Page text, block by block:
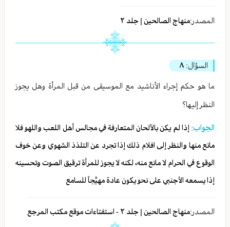
المصدر:منهاج الصالحين | جلد ٢
السؤال: ٨
ما هو حكم إجراء الأناشيد مع الموسيقى من قبل المرأة وهل يجوز
النظر إليها؟
الجواب: إذا لم يكن بالألحان المتعارفة في مجالس أهل اللعب واللهو فلا
مانع منها والنظر إلى افلام ذلك إذا تجرد عن التلذذ الشهوي وعن خوف
الوقوع في الحرام لا مانع منه، لكنه لا يجوز للمرأة ترقيق الصوت وتحسينه
إذا يسمعه الأجنبي على نحو يكون عادة مهيَّجاً للسامع
المصدر:منهاج الصالحين | جلد ٢ - استفتاءات موقع مكتب المرجع